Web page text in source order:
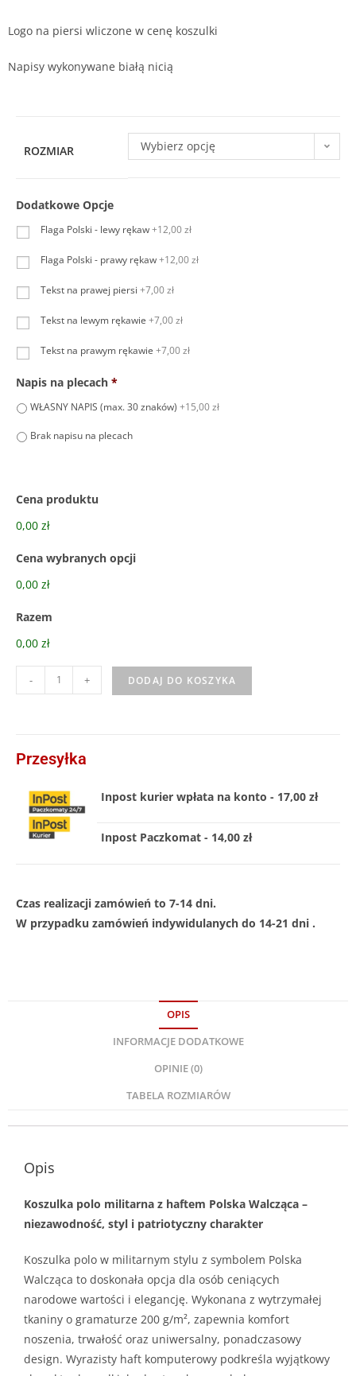
Logo na piersi wliczone w cenę koszulki
Napisy wykonywane białą nicią
ROZMIAR Wybierz opcję
Dodatkowe Opcje
Flaga Polski - lewy rękaw+12,00 zł
Flaga Polski - prawy rękaw+12,00 zł
Tekst na prawej piersi +7,00 zł
Tekst na lewym rękawie +7,00 zł
Tekst na prawym rękawie +7,00 zł
Napis na plecach *
WŁASNY NAPIS (max. 30 znaków) +15,00 zł
Brak napisu na plecach
Cena produktu
0,00 zł
Cena wybranych opcji
0,00 zł
Razem
0,00 zł
- + DODAJ DO KOSZYKA
Przesyłka
Inpost kurier wpłata na konto - 17,00 zł
Inpost Paczkomat - 14,00 zł
Czas realizacji zamówień to 7-14 dni.
W przypadku zamówień indywidulanych do 14-21 dni .
OPIS
INFORMACJE DODATKOWE
OPINIE (0)
TABELA ROZMIARÓW
Opis
Koszulka polo militarna z haftem Polska Walcząca –
niezawodność, styl i patriotyczny charakter
Koszulka polo w militarnym stylu z symbolem Polska
Walcząca to doskonała opcja dla osób ceniących
narodowe wartości i elegancję. Wykonana z wytrzymałej
tkaniny o gramaturze 200 g/m², zapewnia komfort
noszenia, trwałość oraz uniwersalny, ponadczasowy
design. Wyrazisty haft komputerowy podkreśla wyjątkowy